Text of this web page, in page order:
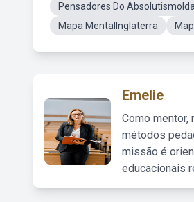
Pensadores Do
Mapa MentalInglaterra
Emelie
Como mentor,
métodos
missão é
educacionais